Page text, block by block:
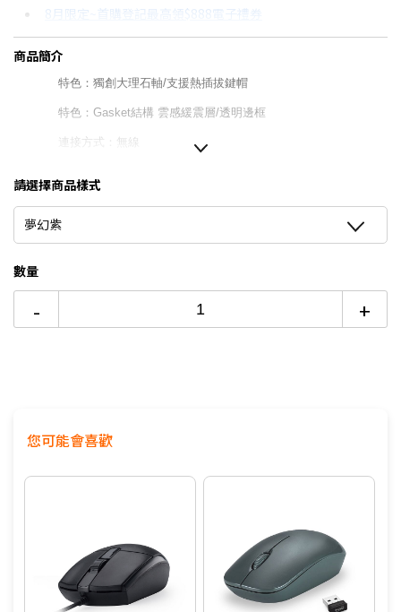
24期
8月限定~首購登記最高領$888電子禮券
台灣大哥大Open Possible聯名卡滿額最高回饋25%
商品簡介
特色：獨創大理石軸/支援熱插拔鍵帽
特色：Gasket結構 雲感緩震層/透明邊框
連接方式：無線
保固：1年有限硬體保固
請選擇商品樣式
夢幻紫
數量
- +
您可能會喜歡